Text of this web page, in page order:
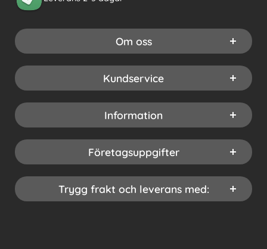
Om oss
Kundservice
Information
Företagsuppgifter
Trygg frakt och leverans med: